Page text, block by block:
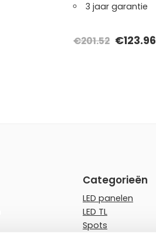
3 jaar garantie
€201.52 €123.96
Categorieën
LED panelen
LED TL
Spots